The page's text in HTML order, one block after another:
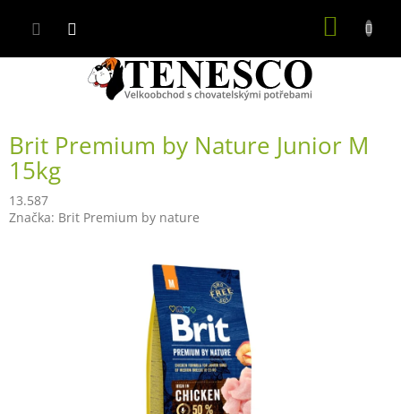
Brit Premium by Nature Junior M
15kg
13.587
Značka: Brit Premium by nature